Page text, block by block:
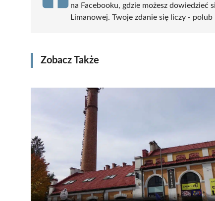
na Facebooku, gdzie możesz
Limanowej. Twoje zdanie się liczy - polub
Zobacz Także